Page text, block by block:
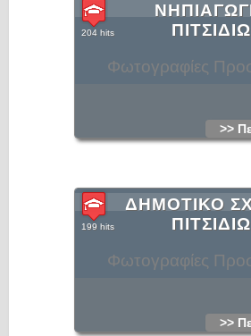
Φωτογραφίες
204 hits
>>
Φωτογραφίες
ΔΗΜΟΤΙΚΟ
199 hits
>>